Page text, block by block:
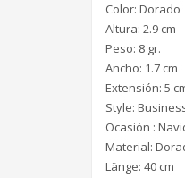
Color: Dorado
Altura: 2.9 cm
Peso: 8 gr.
Ancho: 1.7 cm
Extensión: 5
Style:
Ocasión :
Material:
Länge: 40 cm